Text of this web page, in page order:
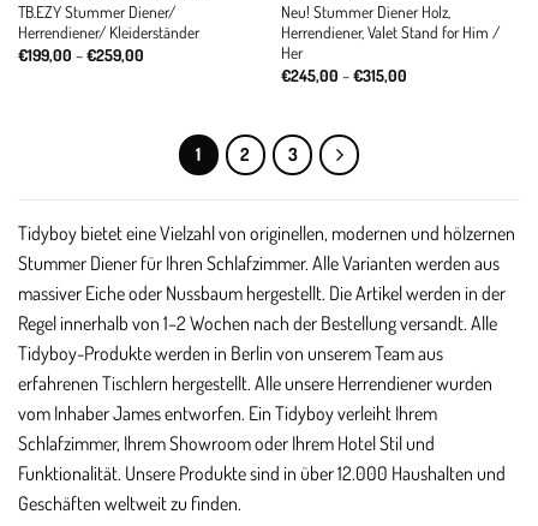
TB.EZY Stummer Diener/
Herrendiener/ Kleiderständer
€199,00 –€259,00Price
Neu! Stummer Diener Holz,
Herrendiener, Valet Stand for Him /
Her
€245,00 –€315,00Price
1 2 3
Tidyboy bietet eine Vielzahl von originellen, modernen und hölzernen
Stummer Diener für Ihren Schlafzimmer. Alle Varianten werden aus
massiver Eiche oder Nussbaum hergestellt. Die Artikel werden in der
Regel innerhalb von 1–2 Wochen nach der Bestellung versandt. Alle
Tidyboy-Produkte werden in Berlin von unserem Team aus
erfahrenen Tischlern hergestellt. Alle unsere Herrendiener wurden
vom Inhaber James entworfen. Ein Tidyboy verleiht Ihrem
Schlafzimmer, Ihrem Showroom oder Ihrem Hotel Stil und
Funktionalität. Unsere Produkte sind in über 12.000 Haushalten und
Geschäften weltweit zu finden.